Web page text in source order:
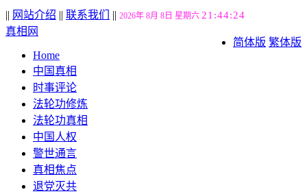
|| 网站介绍 || 联系我们 || 2026年 8月 8日 星期六 21:44:24
简体版 繁体版
真相网
Home
中国真相
时事评论
法轮功修炼
法轮功真相
中国人权
警世通言
真相焦点
退党灭共